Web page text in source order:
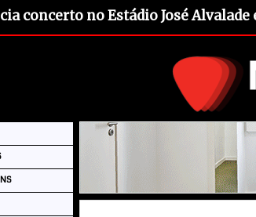
concerto no Estádio José Alvalade